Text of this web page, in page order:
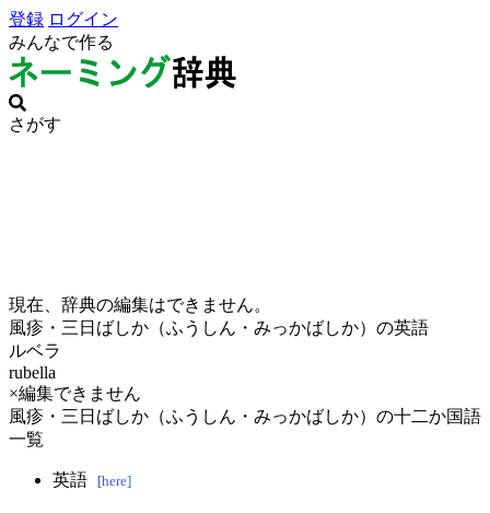
登録 ログイン
みんなで作る
さがす
現在、辞典の編集はできません。
風疹・三日ばしか（ふうしん・みっかばしか）の英語
ルベラ
rubella
×編集できません
風疹・三日ばしか（ふうしん・みっかばしか）の十二か国語
一覧
英語 [here]